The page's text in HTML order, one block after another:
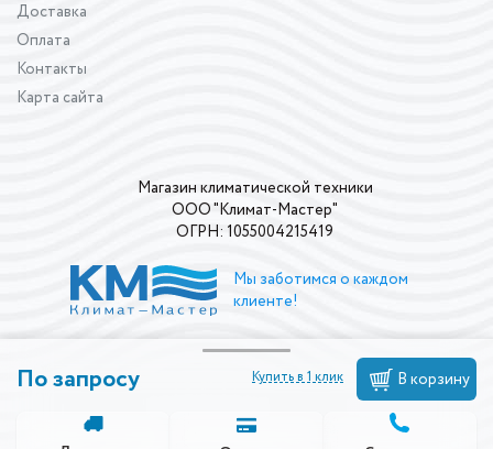
По запросу Купить в 1 клик В корзину
Доставка
Оплата
Контакты
Карта сайта
Магазин климатической техники
ООО "Климат-Мастер"
ОГРН: 1055004215419
Мы заботимся о каждом
клиенте!